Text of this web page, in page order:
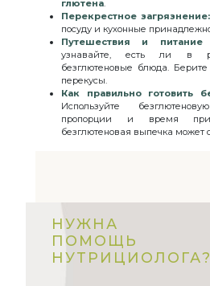
глютена.
Перекрестное загрязнение:
посуду и кухонные
Путешествия и
узнавайте, есть ли в
безглютеновые блюда.
перекусы.
Как правильно готовить
Используйте
пропорции и время
безглютеновая выпечка может
НУЖНА
ПОМОЩЬ
НУТРИЦИОЛОГА?